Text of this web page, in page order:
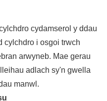
cydamserol y ddau
cylchdro i osgoi trwch
arwyneb. Mae gerau
adlach sy'n gwella
manwl.